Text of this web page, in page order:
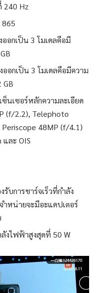
240 Hz
865
อกเป็น 3 โมเดลคือมี
อกเป็น 3 โมเดลคือมีความ
GB
นเซอร์หลักความละเอียด
(f/2.2), Telephoto
48MP (f/4.1)
ละ OIS
บการชาร์จเร็วที่กำลัง
ำหน่ายจะมีอะแดปเตอร์
งไฟฟ้าสูงสุดที่ 50 W